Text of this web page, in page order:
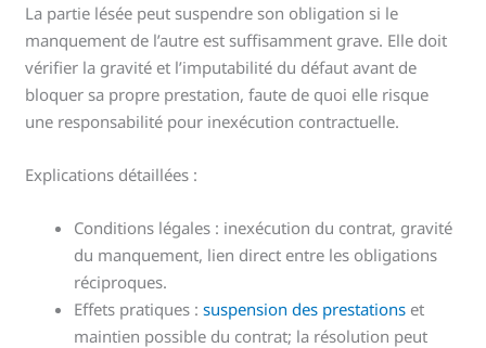
La partie lésée peut suspendre son obligation si le
manquement de l’autre est suffisamment grave. Elle doit
vérifier la gravité et l’imputabilité du défaut avant de
bloquer sa propre prestation, faute de quoi elle risque
une responsabilité pour inexécution contractuelle.
Explications détaillées :
Conditions légales : inexécution du contrat, gravité
du manquement, lien direct entre les obligations
réciproques.
Effets pratiques :suspension des prestations et
maintien possible du contrat; la résolution peut